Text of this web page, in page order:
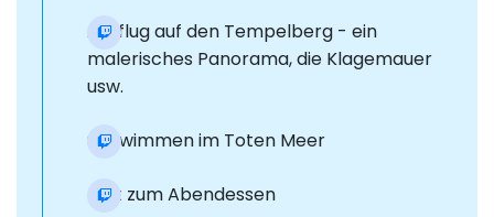
Ausflug auf den Tempelberg - ein
malerisches Panorama, die Klagemauer
usw.
Schwimmen im Toten Meer
Halt zum Abendessen